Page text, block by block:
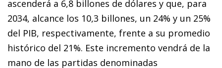
ascenderá a 6,8 billones de dólares y que, para
2034, alcance los 10,3 billones, un 24% y un 25%
del PIB, respectivamente, frente a su promedio
histórico del 21%. Este incremento vendrá de la
mano de las partidas denominadas